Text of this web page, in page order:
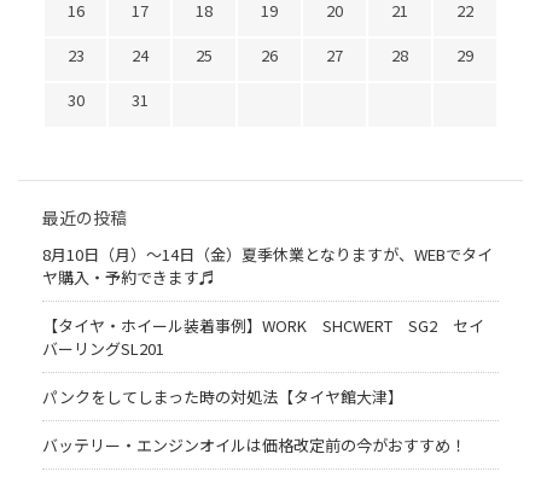
16 17 18 19 20 21
22
23
24 25 26 27 28
29
30
31
最近の投稿
8月10日（月）〜14日（金）夏季休業となりますが、WEBでタイ
ヤ購入・予約できます♬
【タイヤ・ホイール装着事例】WORK SHCWERT SG2 セイ
バーリングSL201
パンクをしてしまった時の対処法【タイヤ館大津】
バッテリー・エンジンオイルは価格改定前の今がおすすめ！